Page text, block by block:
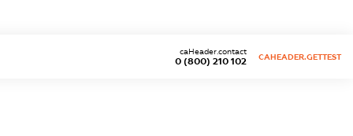
0 (800) 210 102
caHeader.contact
CAHEADER.GETTEST